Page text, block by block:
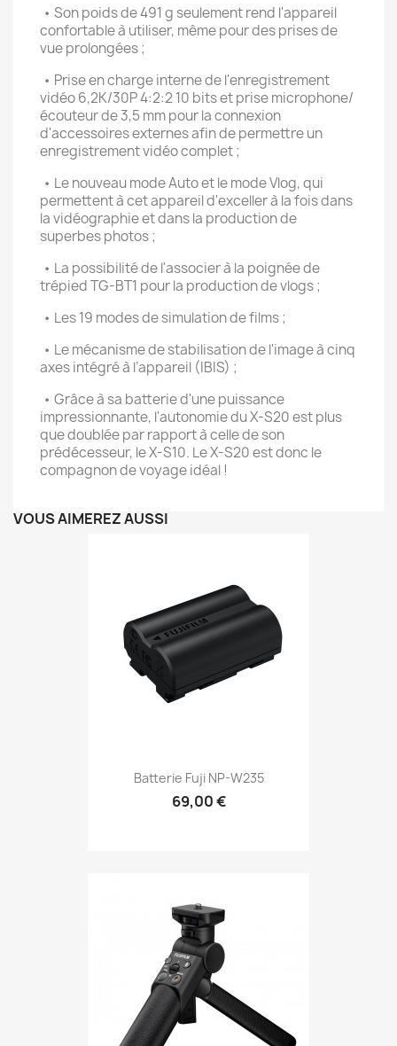
• Son poids de 491 g seulement rend l'appareil
confortable à utiliser, même pour des prises de
vue prolongées ;
• Prise en charge interne de l'enregistrement
vidéo 6,2K/30P 4:2:2 10 bits et prise microphone/
écouteur de 3,5 mm pour la connexion
d'accessoires externes afin de permettre un
enregistrement vidéo complet ;
• Le nouveau mode Auto et le mode Vlog, qui
permettent à cet appareil d'exceller à la fois dans
la vidéographie et dans la production de
superbes photos ;
• La possibilité de l'associer à la poignée de
trépied TG-BT1 pour la production de vlogs ;
• Les 19 modes de simulation de films ;
• Le mécanisme de stabilisation de l'image à cinq
axes intégré à l’appareil (IBIS) ;
• Grâce à sa batterie d'une puissance
impressionnante, l'autonomie du X-S20 est plus
que doublée par rapport à celle de son
prédécesseur, le X-S10. Le X-S20 est donc le
compagnon de voyage idéal !
VOUS AIMEREZ AUSSI
Batterie Fuji NP-W235
69,00 €